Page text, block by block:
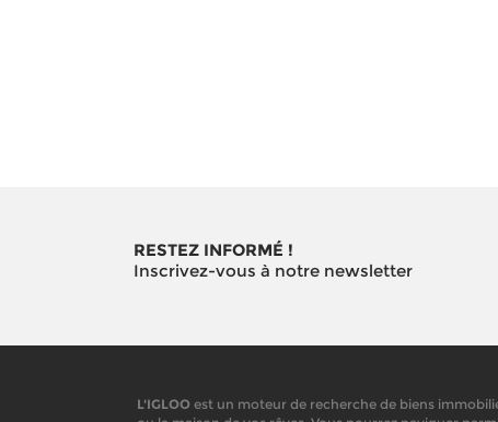
RESTEZ INFORMÉ !
Inscrivez-vous à notre newsletter
L'IGLOO est un moteur de recherche de biens